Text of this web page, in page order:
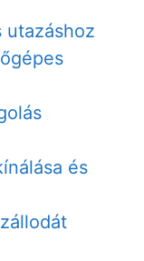
utazáshoz
és